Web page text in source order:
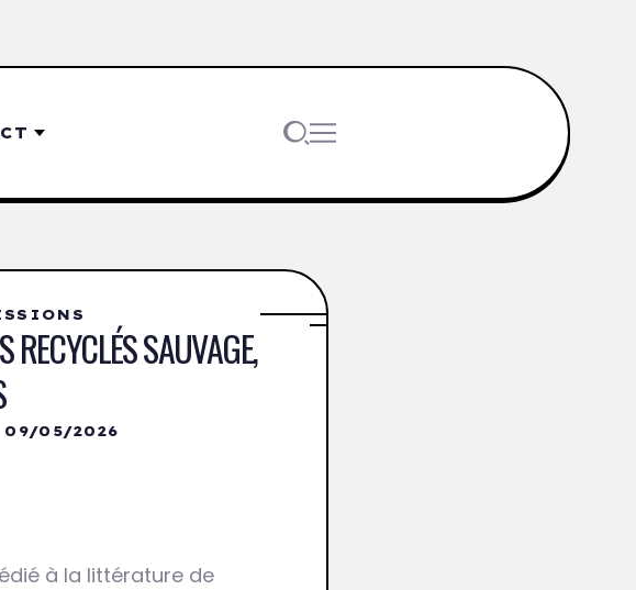
SAUVAGE,
09/05/2026
à la littérature de